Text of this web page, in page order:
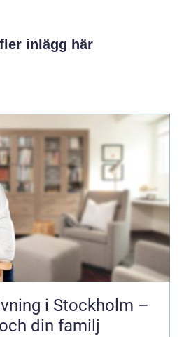
inlägg här
i Stockholm –
din familj